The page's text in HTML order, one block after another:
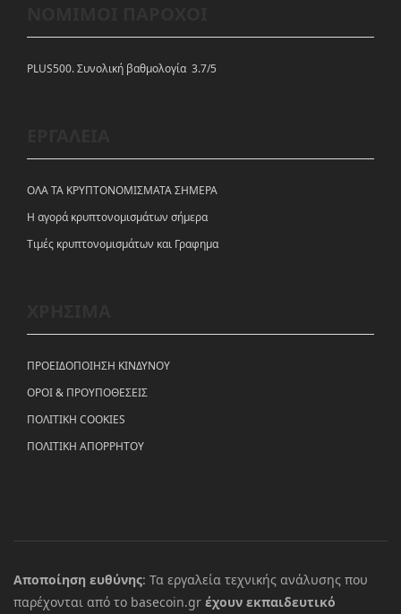
PLUS500. Συνολική βαθμολογία 3.7/5
ΟΛΑ ΤΑ ΚΡΥΠΤΟΝΟΜΙΣΜΑΤΑ ΣΗΜΕΡΑ
Η αγορά κρυπτονομισμάτων σήμερα
Tιμές κρυπτονομισμάτων και Γραφημα
ΠΡΟΕΙΔΟΠΟΙΗΣΗ ΚΙΝΔΥΝΟΥ
ΟΡΟΙ & ΠΡΟΥΠΟΘΕΣΕΙΣ
ΠΟΛΙΤΙΚΗ COOKIES
ΠΟΛΙΤΙΚΗ ΑΠΟΡΡΗΤΟΥ
Αποποίηση ευθύνης: Τα εργαλεία τεχνικής ανάλυσης που
παρέχονται από το basecoin.gr έχουν εκπαιδευτικό